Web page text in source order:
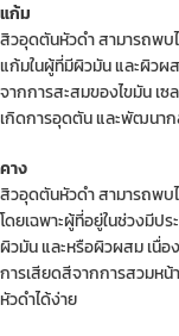
แก้ม
สิวอุดตันหัวดำ สามารถพบ
แก้มในผู้ที่มีผิวมัน และผิวผ
จากการสะสมของไขมัน เ
เกิดการอุดตัน และพัฒนา
คาง
สิวอุดตันหัวดำ สามารถพบ
โดยเฉพาะผู้ที่อยู่ในช่วงมีป
ผิวมัน และหรือผิวผสม เนื่
การเสียดสีจากการสวมหน้
หัวดำได้ง่าย